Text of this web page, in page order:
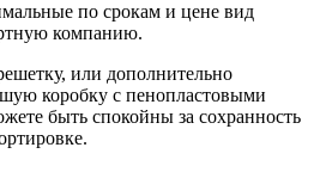
по срокам и цене вид
компанию.
или дополнительно
коробку с пенопластовыми
быть спокойны за сохранность